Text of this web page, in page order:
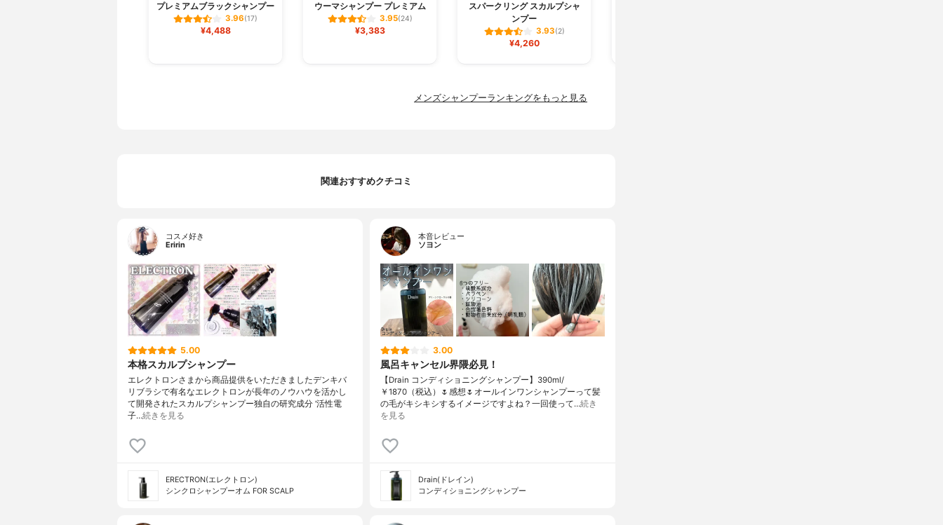
プレミアムブラックシャンプー
3.96(17)
¥4,488
ウーマシャンプー プレミアム
3.95(24)
¥3,383
スパークリング スカルプシャ
ンプー
3.93(2)
¥4,260
メンズシャンプーランキングをもっと見る
関連おすすめクチコミ
コスメ好き
Eririn
5.00
本格スカルプシャンプー
エレクトロンさまから商品提供をいただきましたデンキバ
リブラシで有名なエレクトロンが長年のノウハウを活かし
て開発されたスカルプシャンプー独自の研究成分 ‘活性電
子…続きを見る
ERECTRON(エレクトロン)
シンクロシャンプーオム FOR SCALP
本音レビュー
ソヨン
3.00
風呂キャンセル界隈必見！
【Drain コンディショニングシャンプー】390ml/
￥1870（税込）🌷感想🌷オールインワンシャンプーって髪
の毛がキシキシするイメージですよね？一回使って…続き
を見る
Drain(ドレイン)
コンディショニングシャンプー